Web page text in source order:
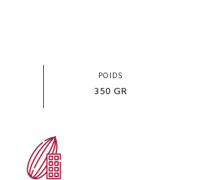
POIDS
350 GR